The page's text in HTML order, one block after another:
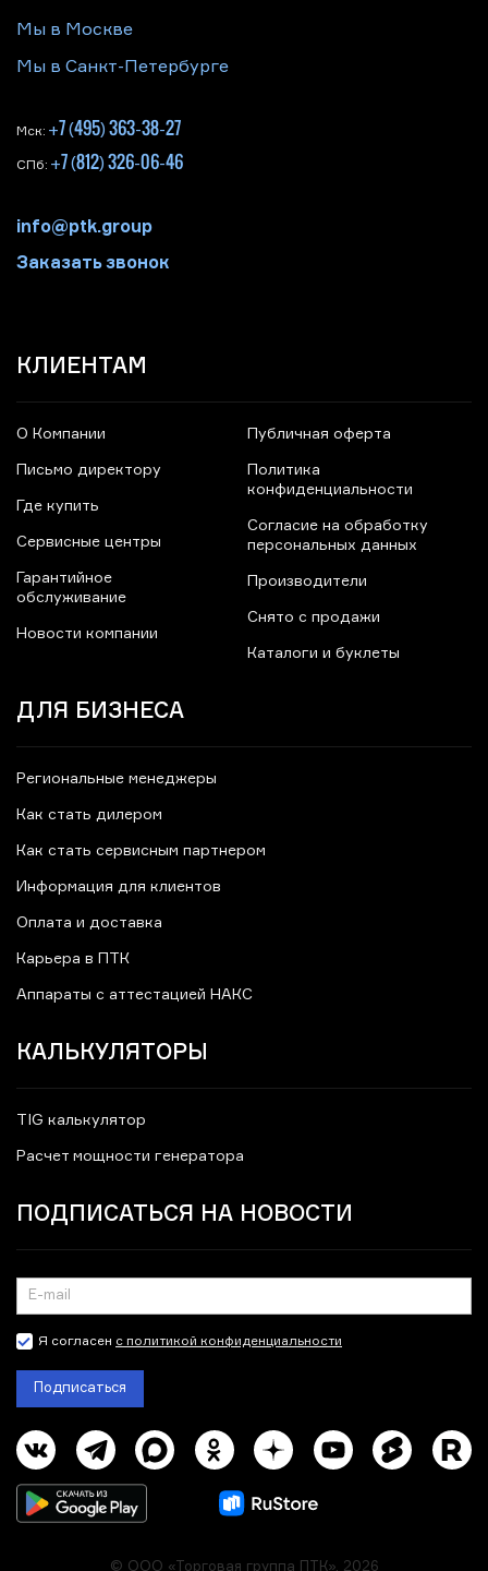
Мы в Москве
Мы в Санкт-Петербурге
Мск: +7 (495) 363-38-27
СПб: +7 (812) 326-06-46
info@ptk.group
Заказать звонок
КЛИЕНТАМ
О Компании
Письмо директору
Где купить
Сервисные центры
Гарантийное
обслуживание
Новости компании
Публичная оферта
Политика
конфиденциальности
Согласие на обработку
персональных данных
Производители
Снято с продажи
Каталоги и буклеты
ДЛЯ БИЗНЕСА
Региональные менеджеры
Как стать дилером
Как стать сервисным партнером
Информация для клиентов
Оплата и доставка
Карьера в ПТК
Аппараты с аттестацией НАКС
КАЛЬКУЛЯТОРЫ
TIG калькулятор
Расчет мощности генератора
ПОДПИСАТЬСЯ НА НОВОСТИ
Я согласен с политикой конфиденциальности
Подписаться
© ООО «Торговая группа ПТК», 2026